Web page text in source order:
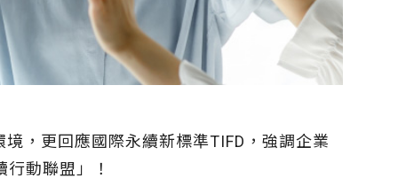
，更回應國際永續新標準TIFD，強調企業
動聯盟」！